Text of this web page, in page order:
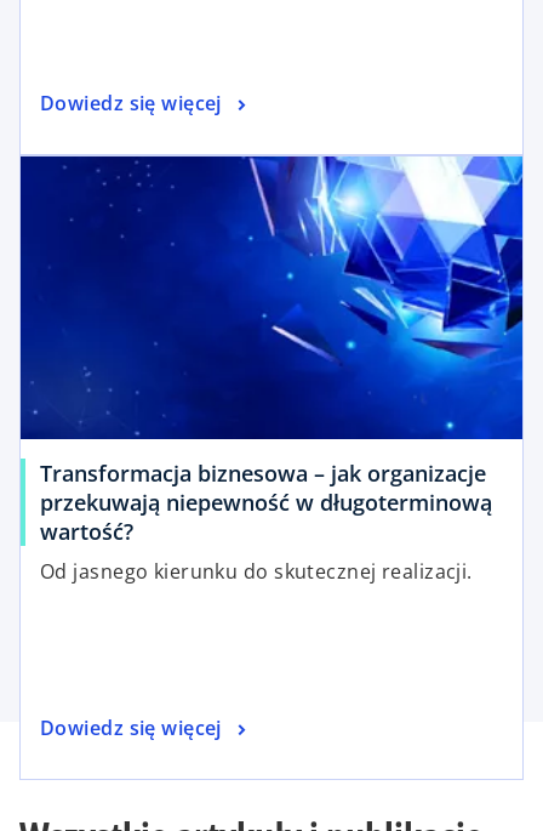
Dowiedz się więcej
Transformacja biznesowa – jak organizacje
przekuwają niepewność w długoterminową
wartość?
Od jasnego kierunku do skutecznej realizacji.
Dowiedz się więcej